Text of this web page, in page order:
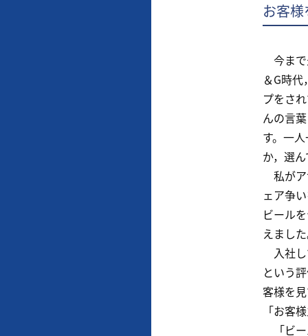
お客
今まで
＆G時
プをさ
んの言
す。一
か，選
私がア
ェア争
ビール
えまし
入社し
という
客様を
「お客
「ビー